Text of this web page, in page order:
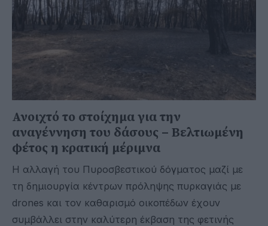
Ανοιχτό το στοίχημα για την
αναγέννηση του δάσους – Βελτιωμένη
φέτος η κρατική μέριμνα
Η αλλαγή του Πυροσβεστικού δόγματος μαζί με
τη δημιουργία κέντρων πρόληψης πυρκαγιάς με
drones και τον καθαρισμό οικοπέδων έχουν
συμβάλλει στην καλύτερη έκβαση της φετινής